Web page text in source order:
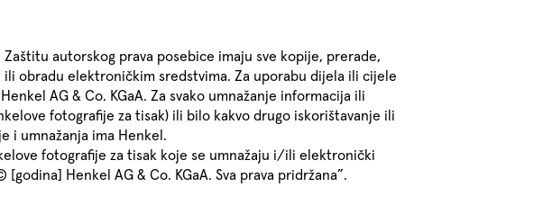
autorskog prava posebice imaju sve kopije, prerade,
obradu elektroničkim sredstvima. Za uporabu dijela ili cijele
AG & Co. KGaA. Za svako umnažanje informacija ili
fotografije za tisak) ili bilo kakvo drugo iskorištavanje ili
i umnažanja ima Henkel.
fotografije za tisak koje se umnažaju i/ili elektronički
Henkel AG & Co. KGaA. Sva prava pridržana”.